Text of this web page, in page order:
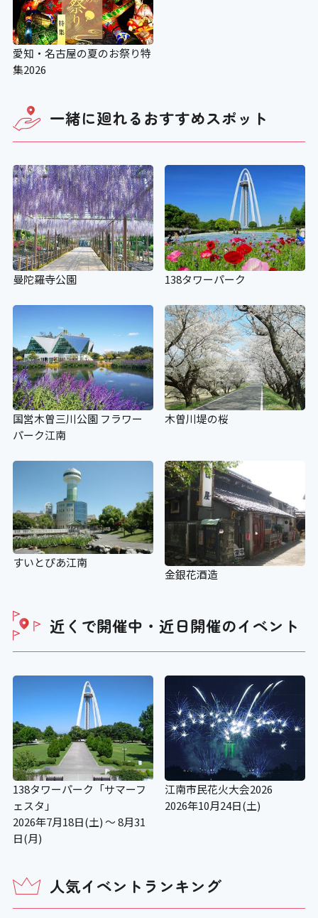
愛知・名古屋の夏のお祭り特
集2026
一緒に廻れるおすすめスポット
曼陀羅寺公園 138タワーパーク
国営木曽三川公園 フラワー
パーク江南
木曽川堤の桜
すいとぴあ江南
金銀花酒造
近くで開催中・近日開催のイベント
138タワーパーク「サマーフ
ェスタ」
2026年7月18日(土) ～ 8月31
日(月)
江南市民花火大会2026
2026年10月24日(土)
人気イベントランキング